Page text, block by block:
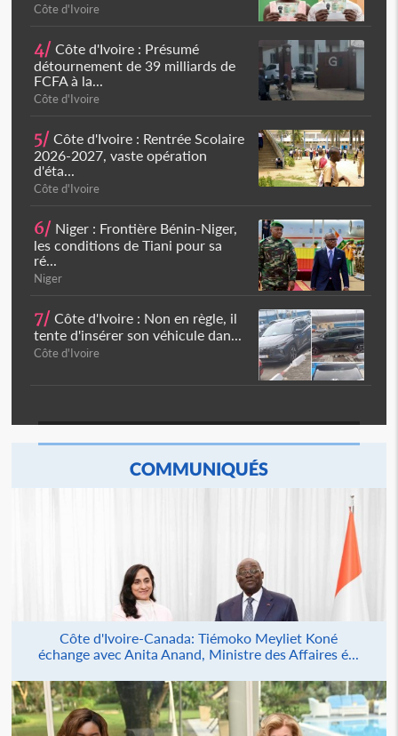
Côte d'Ivoire
4/ Côte d'Ivoire : Présumé
détournement de 39 milliards de
FCFA à la...
Côte d'Ivoire
5/ Côte d'Ivoire : Rentrée Scolaire
2026-2027, vaste opération
d'éta...
Côte d'Ivoire
6/ Niger : Frontière Bénin-Niger,
les conditions de Tiani pour sa
ré...
Niger
7/ Côte d'Ivoire : Non en règle, il
tente d'insérer son véhicule dan...
Côte d'Ivoire
COMMUNIQUÉS
Côte d'Ivoire-Canada: Tiémoko Meyliet Koné
échange avec Anita Anand, Ministre des Affaires é...